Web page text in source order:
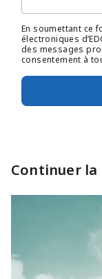
En soumettant ce
électroniques
des messages
consentement à
Continuer la